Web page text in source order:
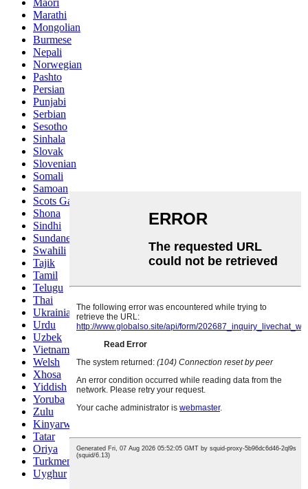
Maori
Marathi
Mongolian
Burmese
Nepali
Norwegian
Pashto
Persian
Punjabi
Serbian
Sesotho
Sinhala
Slovak
Slovenian
Somali
Samoan
Scots Gaelic
Shona
Sindhi
Sundanese
Swahili
Tajik
Tamil
Telugu
Thai
Ukrainian
Urdu
Uzbek
Vietnamese
Welsh
Xhosa
Yiddish
Yoruba
Zulu
Kinyarwanda
Tatar
Oriya
Turkmen
Uyghur